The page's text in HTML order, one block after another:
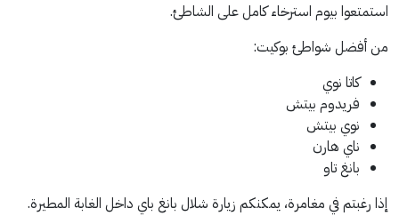
استمتعوا بيوم استرخاء كامل على الشاطئ.
من أفضل شواطئ بوكيت:
كاتا نوي
فريدوم بيتش
نوي بيتش
ناي هارن
بانغ تاو
إذا رغبتم في مغامرة، يمكنكم زيارة شلال بانغ باي داخل الغابة المطيرة.